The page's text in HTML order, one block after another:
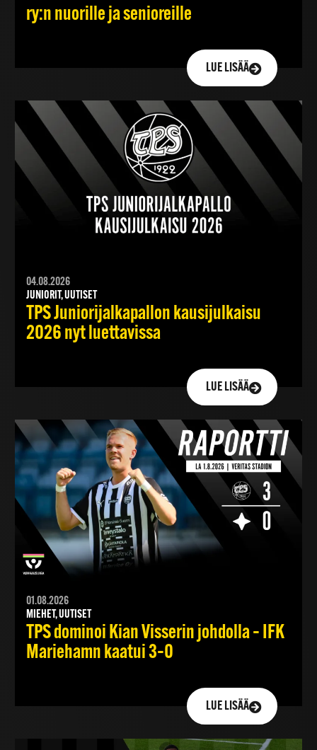
ry:n nuorille ja senioreille
LUE LISÄÄ
04.08.2026
JUNIORIT, UUTISET
TPS Juniorijalkapallon kausijulkaisu
2026 nyt luettavissa
LUE LISÄÄ
01.08.2026
MIEHET, UUTISET
TPS dominoi Kian Visserin johdolla – IFK
Mariehamn kaatui 3–0
LUE LISÄÄ